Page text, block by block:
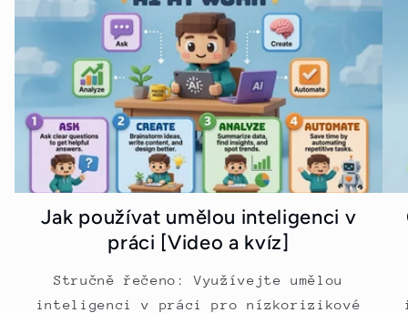
Jak používat umělou inteligenci v
práci [Video a kvíz]
Stručně řečeno: Využívejte umělou
inteligenci v práci pro nízkorizikové